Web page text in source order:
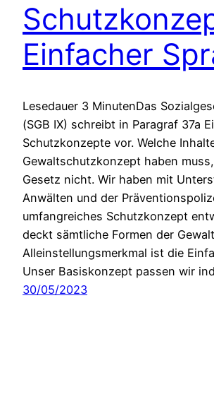
Einfacher
Lesedauer 3 MinutenDas
(SGB IX) schreibt in Paragraf 37a
Schutzkonzepte vor. Welche
Gewaltschutzkonzept haben
Gesetz nicht. Wir haben mit
Anwälten und der
umfangreiches Schutzkonzept
deckt sämtliche Formen der
Alleinstellungsmerkmal ist die
Unser Basiskonzept passen wir
30/05/2023